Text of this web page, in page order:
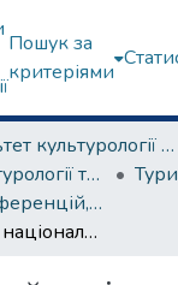
Пошук за
критеріями
Факультет культурології та соціальних комунікацій
Кафедра культурології та музеєзнавства
матеріали конференцій, семінарів, круглих столів та ін.
Чернівецький національний університет — «перлина Буковини» і популярний об’єкт екскурсійного туризму